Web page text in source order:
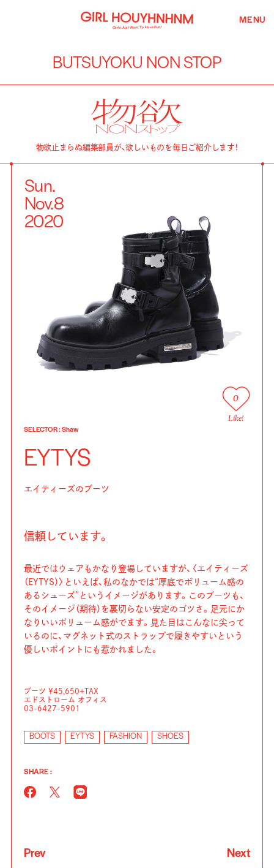
MENU
BUTSUYOKU NON STOP
物欲止まらぬ編集部員が、欲しいものを毎日ご紹介します！
Sun.
Nov.8
2020
0
Like!
SELECTOR:Shaw
EYTYS
エイティーズのブーツ
信頼しています。
最近ではウェアもかなり登場していますが、〈エイティーズ
（EYTYS）〉といえば、私のなかでは“厚底でボリューム感の
あるシューズ”というイメージがあります。このブーツも、
そのイメージ（期待）を裏切らない安定のゴツさ。足元にか
なりいいボリューム感がでます。見た目はこんなに尖って
いるのに、マグネット式のストラップで履きやすいという
優しいポイントにも惹かれました。
ブーツ ¥45,650+TAX
エドストローム オフィス
03-6427-5901
BOOTS EYTYS FASHION SHOES
SHARE :
Prev Next